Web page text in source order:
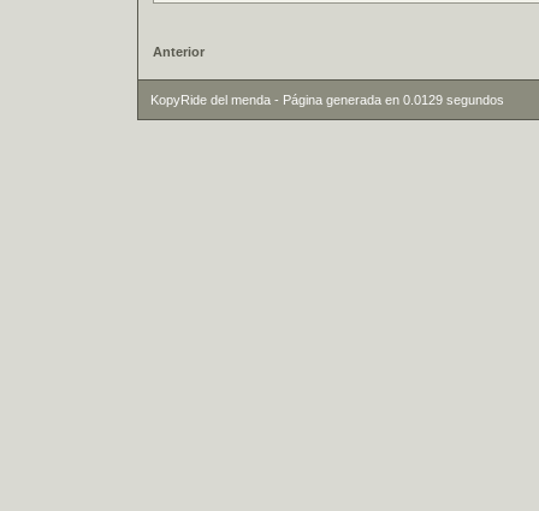
Anterior
KopyRide del menda - Página generada en 0.0129 segundos